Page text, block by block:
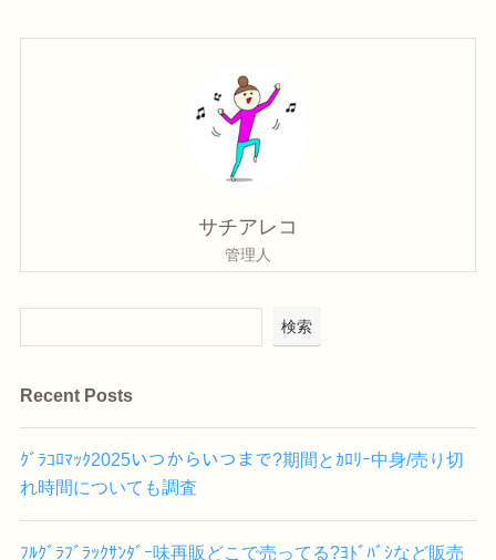
サチアレコ
管理人
検索
Recent Posts
ｸﾞﾗｺﾛﾏｯｸ2025いつからいつまで?期間とｶﾛﾘｰ中身/売り切
れ時間についても調査
ﾌﾙｸﾞﾗﾌﾞﾗｯｸｻﾝﾀﾞｰ味再販どこで売ってる?ﾖﾄﾞﾊﾞｼなど販売